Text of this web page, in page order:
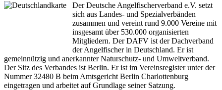
Der Deutsche Angelfischerverband e.V. setzt
sich aus Landes- und Spezialverbänden
zusammen und vereint rund 9.000 Vereine mit
insgesamt über 530.000 organisierten
Mitgliedern. Der DAFV ist der Dachverband
der Angelfischer in Deutschland. Er ist
gemeinnützig und anerkannter Naturschutz- und Umweltverband.
Der Sitz des Verbandes ist Berlin. Er ist im Vereinsregister unter der
Nummer 32480 B beim Amtsgericht Berlin Charlottenburg
eingetragen und arbeitet auf Grundlage seiner Satzung.